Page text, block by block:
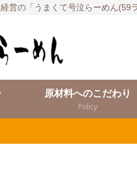
営の「うまくて号泣らーめん
原材料へのこだわり
Policy